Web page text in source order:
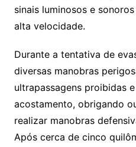
sinais luminosos e
alta velocidade.
Durante a tentativa de
diversas manobras
ultrapassagens proibidas
acostamento, obrigando
realizar manobras
Após cerca de cinco